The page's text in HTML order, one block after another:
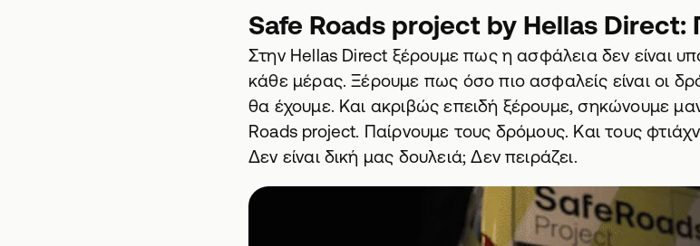
Safe Roads project by Hellas Direct:
Στην Hellas Direct ξέρουμε πως η ασφάλεια δεν είναι
κάθε μέρας. Ξέρουμε πως όσο πιο ασφαλείς είναι οι
θα έχουμε. Και ακριβώς επειδή ξέρουμε, σηκώνουμε
Roads project. Παίρνουμε τους δρόμους. Και τους
Δεν είναι δική μας δουλειά; Δεν πειράζει.